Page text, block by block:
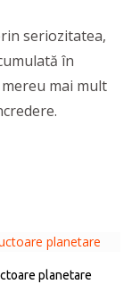
seriozitatea,
în
mai mult
planetare